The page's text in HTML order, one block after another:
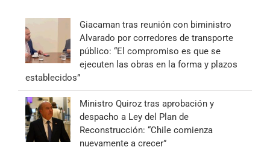
Giacaman tras reunión con biministro
Alvarado por corredores de transporte
público: “El compromiso es que se
ejecuten las obras en la forma y plazos
establecidos”
Ministro Quiroz tras aprobación y
despacho a Ley del Plan de
Reconstrucción: “Chile comienza
nuevamente a crecer”